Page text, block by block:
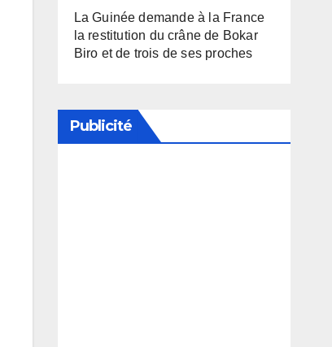
La Guinée demande à la France
la restitution du crâne de Bokar
Biro et de trois de ses proches
Publicité